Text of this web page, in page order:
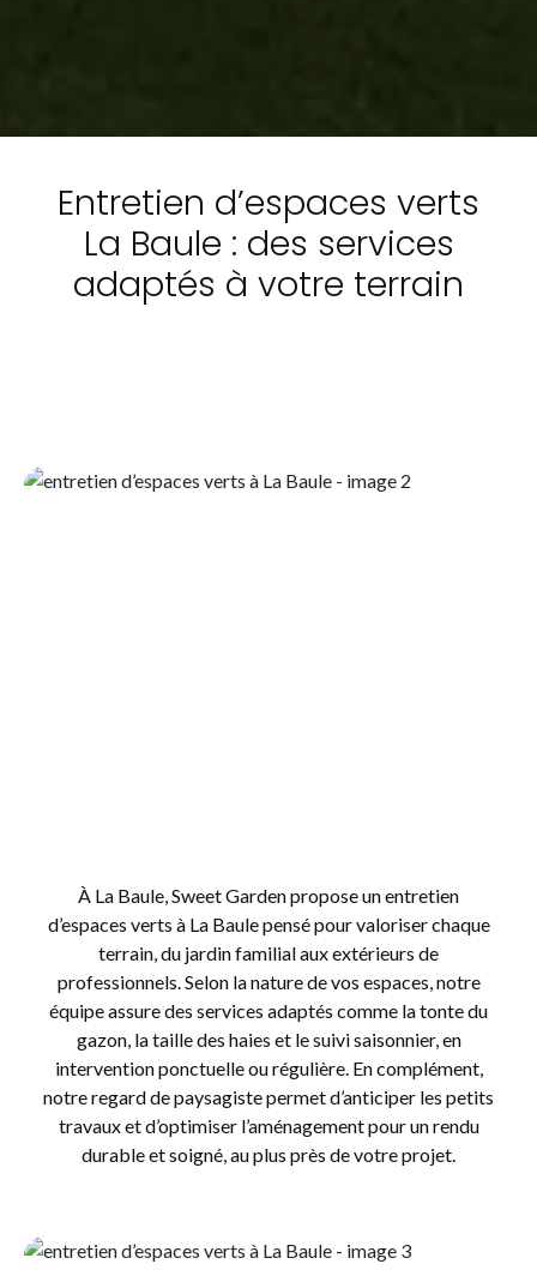
Entretien d’espaces verts
La Baule : des services
adaptés à votre terrain
À La Baule, Sweet Garden propose un entretien
d’espaces verts à La Baule pensé pour valoriser chaque
terrain, du jardin familial aux extérieurs de
professionnels. Selon la nature de vos espaces, notre
équipe assure des services adaptés comme la tonte du
gazon, la taille des haies et le suivi saisonnier, en
intervention ponctuelle ou régulière. En complément,
notre regard de paysagiste permet d’anticiper les petits
travaux et d’optimiser l’aménagement pour un rendu
durable et soigné, au plus près de votre projet.